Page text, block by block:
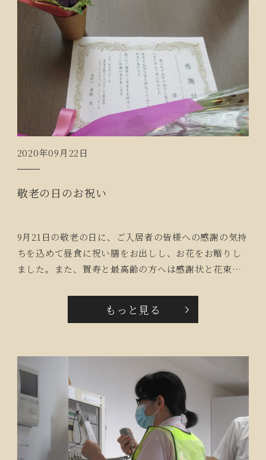
2020年09月22日
敬老の日のお祝い
9月21日の敬老の日に、ご入居者の皆様への感謝の気持
ちを込めて昼食に祝い膳をお出しし、お花をお贈りし
ました。また、賀寿と最高齢の方へは感謝状と花束を
こちらも感激致しました。スタッフのピアノと篠笛の
気で‼
もっと見る